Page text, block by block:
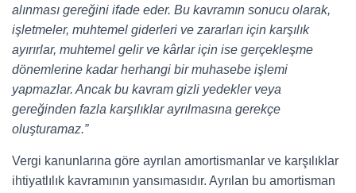
alınması gereğini ifade eder. Bu kavramın sonucu olarak,
işletmeler, muhtemel giderleri ve zararları için karşılık
ayırırlar, muhtemel gelir ve kârlar için ise gerçekleşme
dönemlerine kadar herhangi bir muhasebe işlemi
yapmazlar. Ancak bu kavram gizli yedekler veya
gereğinden fazla karşılıklar ayrılmasına gerekçe
oluşturamaz.”
Vergi kanunlarına göre ayrılan amortismanlar ve karşılıklar
ihtiyatlılık kavramının yansımasıdır. Ayrılan bu amortisman